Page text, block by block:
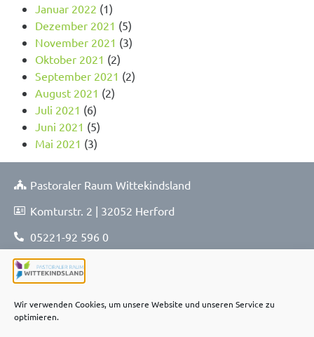
Wir verwenden Cookies, um unsere Website und unseren Service zu
optimieren.
Januar 2022 (1)
Dezember 2021 (5)
November 2021 (3)
Oktober 2021 (2)
September 2021 (2)
August 2021 (2)
Juli 2021 (6)
Juni 2021 (5)
Mai 2021 (3)
Pastoraler Raum Wittekindsland
Komturstr. 2 | 32052 Herford
05221-92 596 0
05221-92 596 114